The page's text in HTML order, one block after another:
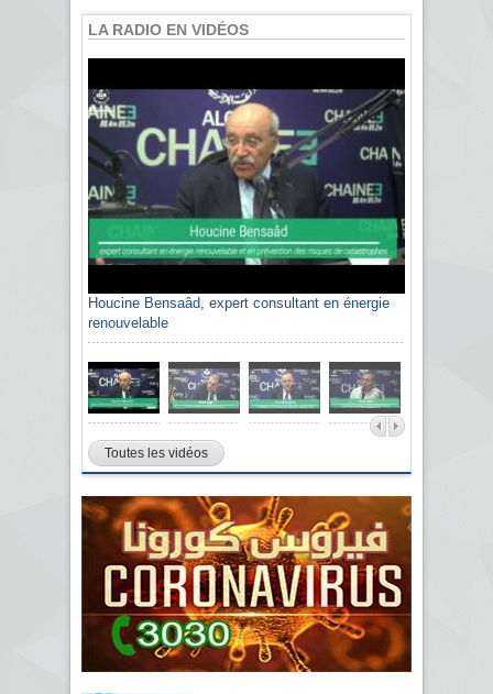
LA RADIO EN VIDÉOS
Houcine Bensaâd, expert consultant en énergie
renouvelable
Toutes les vidéos